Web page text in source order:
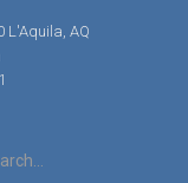
L'Aquila, AQ